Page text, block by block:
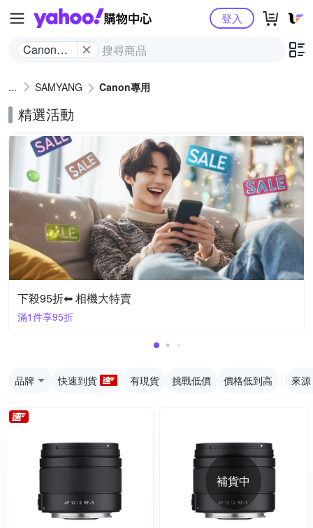
Yahoo購物中心
Canon專
登入
SAMYANG Canon專用
精選活動
下殺95折⬅︎ 相機大特賣
滿1件享95折
品牌 快速到貨 有現貨 挑戰低價 價格低到高 來源
補貨中